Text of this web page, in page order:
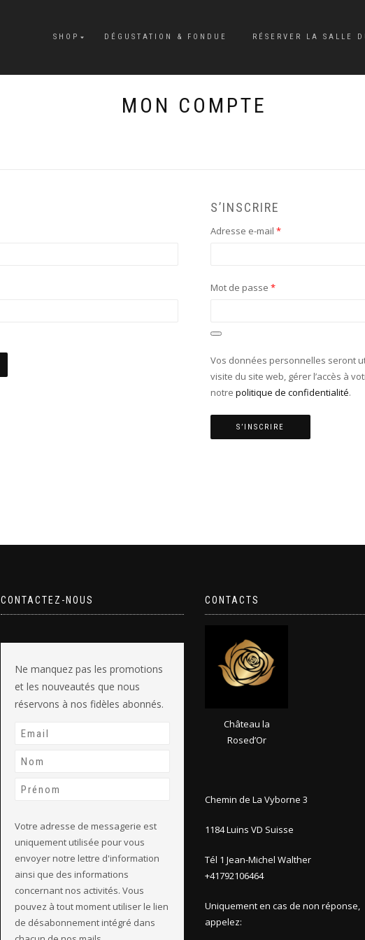
SHOP DÉGUSTATION & FONDUE RÉSERVER LA SALLE
MON COMPTE
S’INSCRIRE
Adresse e-mail *Obligatoire
Mot de passe *Obligatoire
Vos données personnelles seront
visite du site web, gérer l’accès à
notre politique de confidentialité.
S’INSCRIRE
CONTACTEZ-NOUS
Ne manquez pas les promotions
et les nouveautés que nous
réservons à nos fidèles abonnés.
Votre adresse de messagerie est
uniquement utilisée pour vous
envoyer notre lettre d'information
ainsi que des informations
concernant nos activités. Vous
pouvez à tout moment utiliser le lien
de désabonnement intégré dans
CONTACTS
Château la
Rosed’Or
Chemin de La Vyborne 3
1184 Luins VD Suisse
Tél 1 Jean-Michel Walther
+41792106464
Uniquement en cas de non réponse,
appelez: